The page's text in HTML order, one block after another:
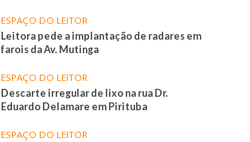
ESPAÇO DO LEITOR
Leitora pede a implantação de radares em
farois da Av. Mutinga
ESPAÇO DO LEITOR
Descarte irregular de lixo na rua Dr.
Eduardo Delamare em Pirituba
ESPAÇO DO LEITOR